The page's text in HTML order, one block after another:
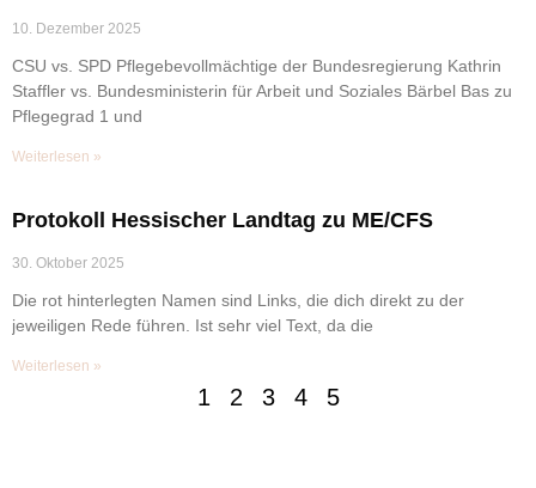
10. Dezember 2025
CSU vs. SPD Pflegebevollmächtige der Bundesregierung Kathrin
Staffler vs. Bundesministerin für Arbeit und Soziales Bärbel Bas zu
Pflegegrad 1 und
Weiterlesen »
Protokoll Hessischer Landtag zu ME/CFS
30. Oktober 2025
Die rot hinterlegten Namen sind Links, die dich direkt zu der
jeweiligen Rede führen. Ist sehr viel Text, da die
Weiterlesen »
1 2 3 4 5